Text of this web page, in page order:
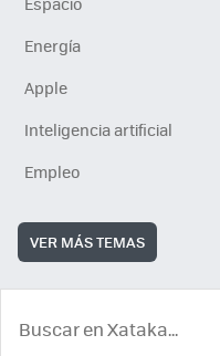
Energía
Apple
Inteligencia artificial
Empleo
VER MÁS TEMAS